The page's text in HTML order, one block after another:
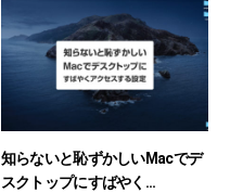
知らないと恥ずかしいMacでデ
スクトップにすばやく...